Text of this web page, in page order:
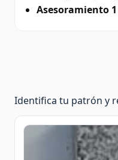
Asesoramiento 1
Identifica tu patrón y